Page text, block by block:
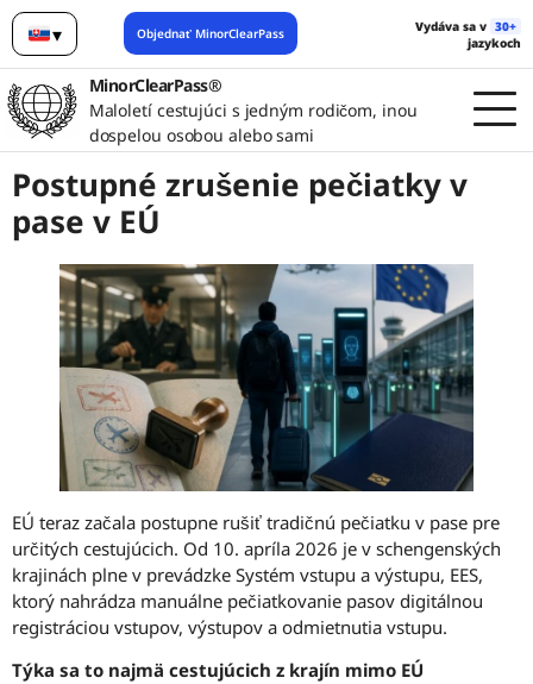
▾
Slovenčina
Objednať MinorClearPass Vydáva sa v 30+
jazykoch
MinorClearPass®
Maloletí cestujúci s jedným rodičom, inou
dospelou osobou alebo sami
Postupné zrušenie pečiatky v
pase v EÚ
EÚ teraz začala postupne rušiť tradičnú pečiatku v pase pre
určitých cestujúcich. Od 10. apríla 2026 je v schengenských
krajinách plne v prevádzke Systém vstupu a výstupu, EES,
ktorý nahrádza manuálne pečiatkovanie pasov digitálnou
registráciou vstupov, výstupov a odmietnutia vstupu.
Týka sa to najmä cestujúcich z krajín mimo EÚ